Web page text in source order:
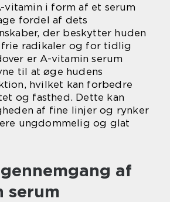
i form af et serum
fordel af dets
der beskytter huden
radikaler og for tidlig
er A-vitamin serum
til at øge hudens
hvilket kan forbedre
og fasthed. Dette kan
af fine linjer og rynker
ungdommelig og glat
af
serum